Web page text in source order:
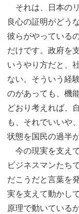
それは、日本の
良心の証明がどう
彼らがやっている
だけです。政府を
いうやり方だと、
ない。そういう経
のがあっても、機
どおり考えれば、
も、それでいいや
状態を国民の過半
今の現実を支え
ビジネスマンたち
だこうだと言葉を
実を支えて動かし
原理で動いている